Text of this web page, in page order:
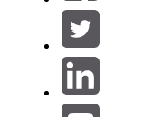
选择筛选器
产品区域